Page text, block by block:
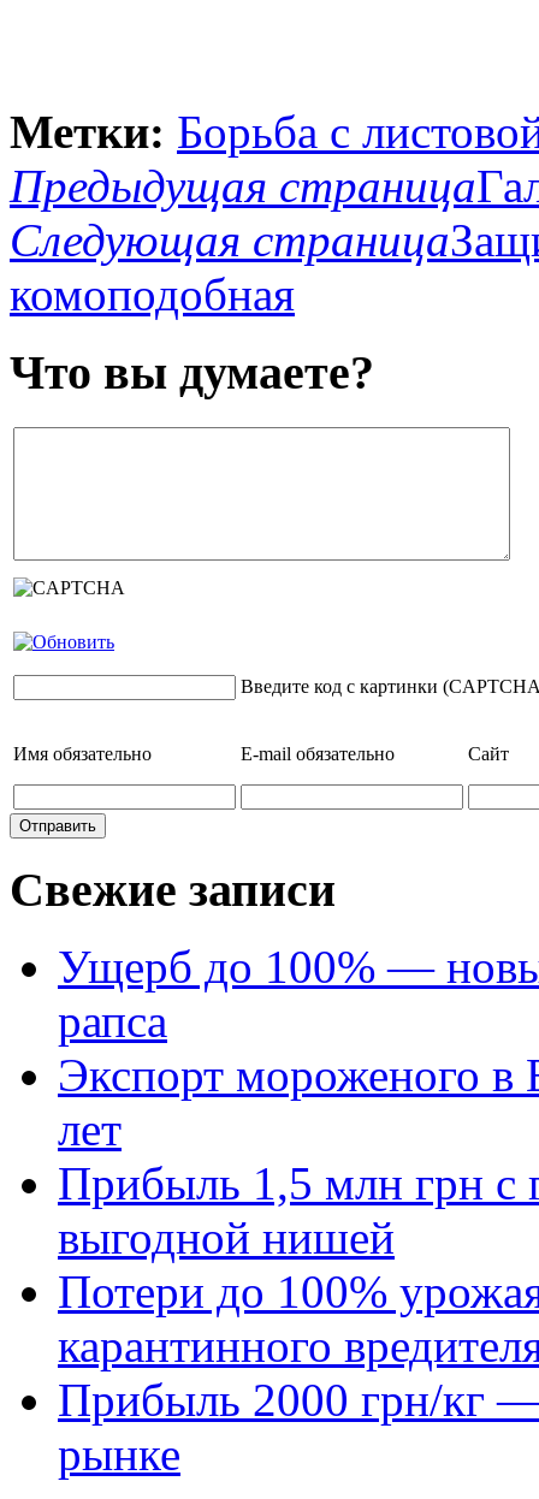
Метки: Борьба с
Предыдущая страница
Следующая страница
комоподобная
Что вы думаете?
Введите код с картинки
Имя обязательно E-mail обязательно Сайт
Свежие записи
Ущерб до 100% —
рапса
Экспорт мороженого в
лет
Прибыль 1,5 млн грн с
выгодной нишей
Потери до 100%
карантинного
Прибыль 2000 грн/кг —
рынке